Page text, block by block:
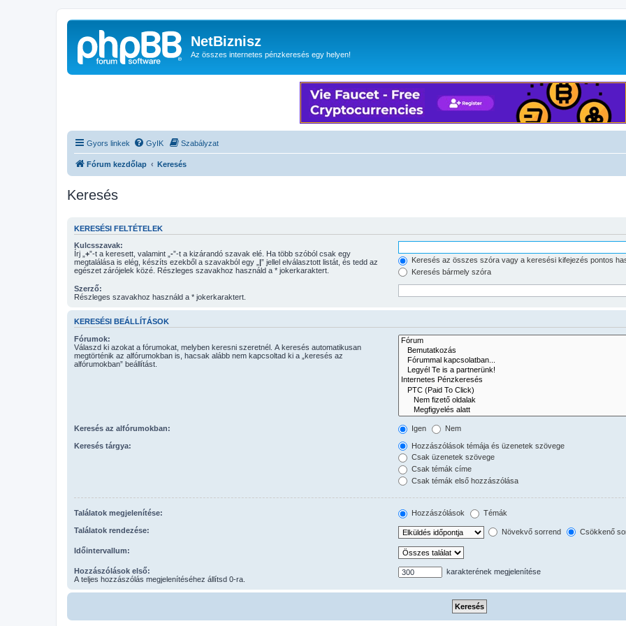
NetBiznisz
Az összes internetes pénzkeresés egy helyen!
Gyors linkek GyIK Szabályzat
Fórum kezdőlap Keresés
Keresés
KERESÉSI FELTÉTELEK
Kulcsszavak:
Írj „ +”-t a keresett, valamint „ -”-t a kizárandó szavak elé. Ha több szóból csak egy
megtalálása is elég, készíts ezekből a szavakból egy „ |” jellel elválasztott listát, és tedd az
egészet zárójelek közé. Részleges szavakhoz használd a * jokerkaraktert.
Keresés az összes szóra vagy a keresési kifejezés pontos
Keresés bármely szóra
Szerző:
Részleges szavakhoz használd a * jokerkaraktert.
KERESÉSI BEÁLLÍTÁSOK
Fórumok:
Válaszd ki azokat a fórumokat, melyben keresni szeretnél. A keresés automatikusan
megtörténik az alfórumokban is, hacsak alább nem kapcsoltad ki a „keresés az
alfórumokban” beállítást.
Keresés az alfórumokban: Igen Nem
Keresés tárgya:
Hozzászólások témája és üzenetek szövege
Csak üzenetek szövege
Csak témák címe
Csak témák első hozzászólása
Találatok megjelenítése: Hozzászólások Témák
Találatok rendezése: Növekvő sorrend Csökkenő
Időintervallum:
Hozzászólások első:
A teljes hozzászólás megjelenítéséhez állítsd 0-ra.
karakterének megjelenítése